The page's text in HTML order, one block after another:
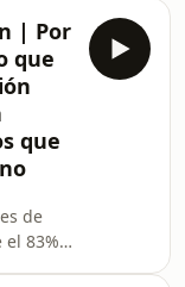
que
bien
de
el
marco
| Por
que
que
de
83%